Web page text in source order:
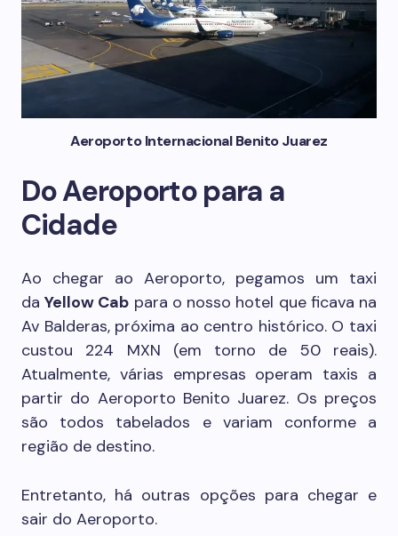
Aeroporto Internacional Benito Juarez
Do Aeroporto para a
Cidade
Ao chegar ao Aeroporto, pegamos um taxi
daYellow Cab para o nosso hotel que ficava na
Av Balderas, próxima ao centro histórico. O taxi
custou 224 MXN (em torno de 50 reais).
Atualmente, várias empresas operam taxis a
partir do Aeroporto Benito Juarez. Os preços
são todos tabelados e variam conforme a
região de destino.
Entretanto, há outras opções para chegar e
sair do Aeroporto.